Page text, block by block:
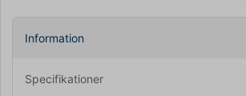
Information
Specifikationer